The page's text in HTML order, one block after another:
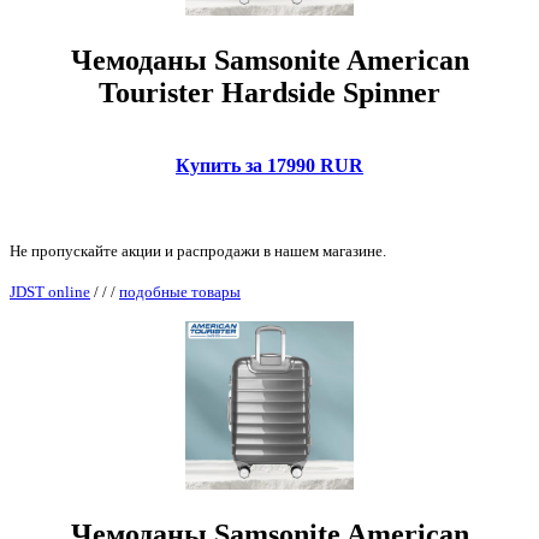
Чемоданы Samsonite American
Tourister Hardside Spinner
Купить за 17990 RUR
Не пропускайте акции и распродажи в нашем магазине.
JDST online / / / подобные товары